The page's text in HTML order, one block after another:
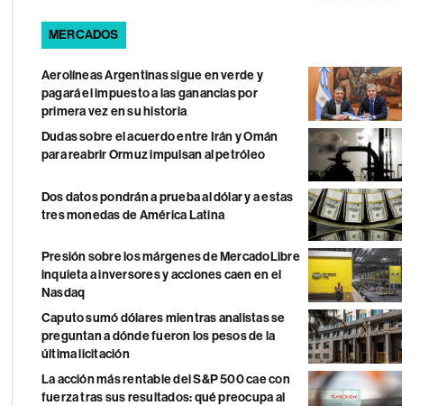
MERCADOS
Aerolíneas Argentinas sigue en verde y
pagará el impuesto a las ganancias por
primera vez en su historia
Dudas sobre el acuerdo entre Irán y Omán
para reabrir Ormuz impulsan al petróleo
Dos datos pondrán a prueba al dólar y a estas
tres monedas de América Latina
Presión sobre los márgenes de MercadoLibre
inquieta a inversores y acciones caen en el
Nasdaq
Caputo sumó dólares mientras analistas se
preguntan a dónde fueron los pesos de la
última licitación
La acción más rentable del S&P 500 cae con
fuerza tras sus resultados: qué preocupa al